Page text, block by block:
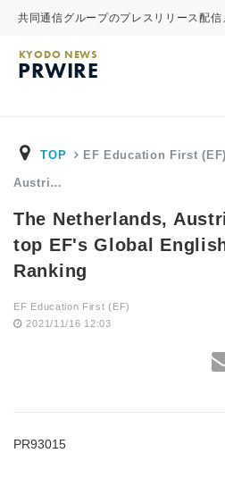
共同通信グループのプレスリリース配信
KYODO NEWS
PRWIRE
TOP EF Education First (EF)
Austri…
The Netherlands,
top EF's Global
Ranking
EF Education First (EF)
2021/11/16 12:03
PR93015